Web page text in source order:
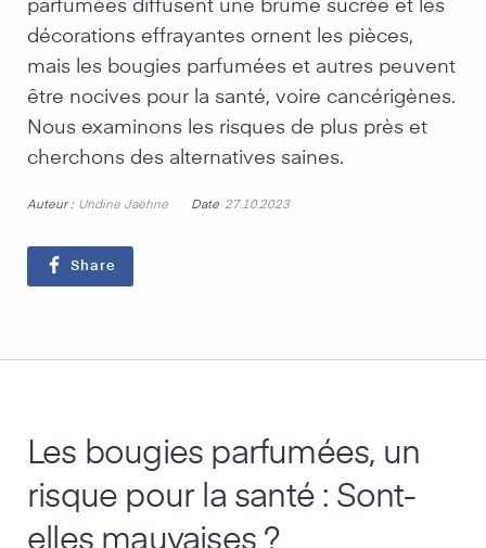
parfumées diffusent une brume sucrée et les
décorations effrayantes ornent les pièces,
mais les bougies parfumées et autres peuvent
être nocives pour la santé, voire cancérigènes.
Nous examinons les risques de plus près et
cherchons des alternatives saines.
Auteur : Undine Jaehne Date 27.10.2023
Share
Les bougies parfumées, un
risque pour la santé : Sont-
elles mauvaises ?